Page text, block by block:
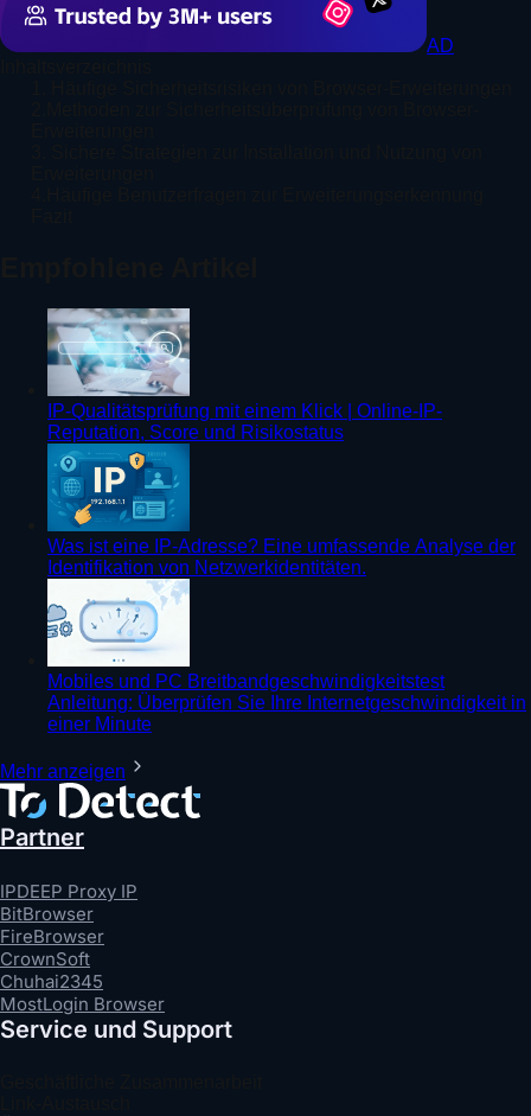
AD
IP-Qualitätsprüfung mit einem Klick | Online-IP-
Reputation, Score und Risikostatus
Was ist eine IP-Adresse? Eine umfassende Analyse der
Identifikation von Netzwerkidentitäten.
Mobiles und PC Breitbandgeschwindigkeitstest
Anleitung: Überprüfen Sie Ihre Internetgeschwindigkeit in
einer Minute
Mehr anzeigen
Partner
IPDEEP Proxy IP
BitBrowser
FireBrowser
CrownSoft
Chuhai2345
MostLogin Browser
Service und Support